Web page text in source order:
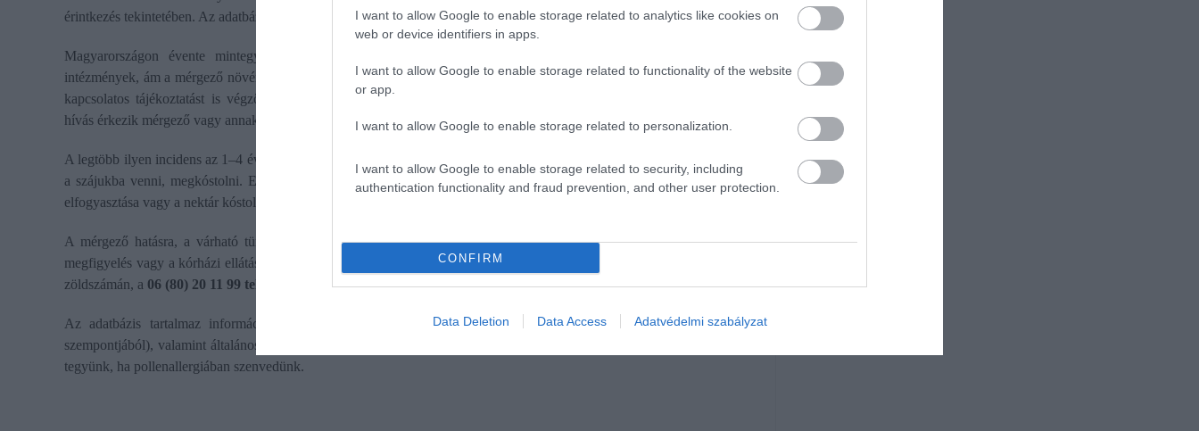
I want to allow Google to enable storage related to analytics like cookies on
web or device identifiers in apps.
I want to allow Google to enable storage related to functionality of the website
or app.
I want to allow Google to enable storage related to personalization.
I want to allow Google to enable storage related to security, including
authentication functionality and fraud prevention, and other user protection.
CONFIRM
Data Deletion Data Access Adatvédelmi szabályzat
érintkezés tekintetében. Az adatbázis itt tekinthető meg.
Magyarországon évente mintegy 200–250 növénymérgezési esetet jelentenek az ellátást végző egészségügyi
intézmények, ám a mérgező növények véletlen vagy szándékos fogyasztása ennél jóval gyakoribb. Az ilyen esetekkel
kapcsolatos tájékoztatást is végző Egészségügyi Toxikológiai Tájékoztató Szolgálathoz (ETTSZ) évente 350–450
hívás érkezik mérgező vagy annak vélt növények lenyelésével, illetve nedvük bőrre kerülésével kapcsolatban.
A legtöbb ilyen incidens az 1–4 éves korosztályt érinti, mivel a kisgyermekek ebben az életkorban hajlamosak mindent
a szájukba venni, megkóstolni. Esetükben leggyakrabban a színes bogyók, virágok, a vázában tartott virág vízének
elfogyasztása vagy a nektár kóstolgatása okozhat mérgezést.
A mérgező hatásra, a várható tünetekre és a szükséges teendőkre – mint például az elsősegélynyújtás, az otthoni
megfigyelés vagy a kórházi ellátás szükségessége – vonatkozóan az ETTSZ ingyenesen hívható, éjjel-nappal elérhető
zöldszámán, a 06 (80) 20 11 99 telefonszámonkérhető tájékoztatás.
Az adatbázis tartalmaz információt a növények által kiváltott hatások erősségéről (mérgezés vagy allergenitás
szempontjából), valamint általános tanácsokat is ad arra vonatkozóan, hogyan előzhetjük meg a mérgezést, illetve mit
tegyünk, ha pollenallergiában szenvedünk.